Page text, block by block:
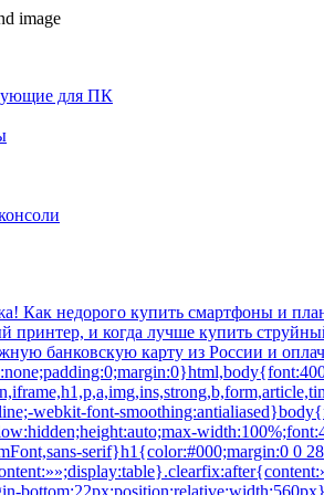
для ПК
Как недорого купить смартфоны и
принтер, и когда лучше купить
icon{margin-right:11px}.logo .icon_logo{font-size:28px;height:1.18em}.logo-link{display:inherit}.logo-name{display:flex;font:32px/1 -apple-system,BlinkMacSystemFont,sans-serif;margin:0}.logo-name-green{color:#48d900;font-weight:600}.logo-name-black{color:#000;font-weight:300}.logo-name-dash{color:#000;margin:0 1px;font-weight:300}a{color:#F50;text-decoration:none;font-weight:500}#header .user{position:absolute;top:6px;right:20px}#header .user.anonymous-user .icon-lock{background:url(/wp-content/themes/101media/img/login.svg) no-repeat;width:18px;height:21px;display:block}#header form{position:absolute;right:60px;top:-2px}#header form input{border:1px solid #eef1f5;border-radius:63px;outline:none;padding:8px 35px 9px 20px;width:216px;-webkit-appearance:none;font:400 16px/19px -apple-system,BlinkMacSystemFont,sans-serif}#header form #searchsubmit{background-image:url(/wp-content/themes/101media/img/search_.svg);background-size:cover;opacity:0.15;border:none;height:15px;padding:0;position:absolute;right:16px;text-indent:-9999px;top:13px;width:15px}.trand{background-color:#000}.menu-trends-container{background-color:#000;padding:20px 35px 18px;border-radius:3px;border-top-left-radius:3px;border-top-right-radius:3px;margin-bottom:10px}.menu-trends-container .trand{height:auto;overflow:hidden;background-color:transparent;background-position:14px center;padding-right:0;width:auto}.menu-trends-container .trand li{display:inline-block;padding:0;height:auto}.menu-trends-container .trand li a{color:#fff;text-decoration:none;display:inline-block;padding-right:20px;font:700 18px/23px -apple-system,BlinkMacSystemFont,sans-serif}#content{width:calc(100% — 340px);float:left;margin-top:5px}#i10foreign{width:calc(100% — 340px)}.item .info{color:#000;margin-top:5px;font:400 15px/24px -apple-system,BlinkMacSystemFont,sans-serif;margin-bottom:10px}.info{position:relative}.breadcrumbs{white-space:nowrap;margin-bottom:10px}.breadcrumbs li{display:inline}.breadcrumbs li+li:before{content:»;position:relative;display:inline-block;border-top:1px solid #CAD1D9;border-right:1px solid